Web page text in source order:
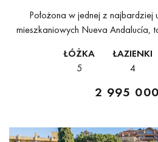
Położona w jednej z najbardziej
mieszkaniowych Nueva Andalucía,
piersiach panoramicznymi widokami
La...
ŁÓŻKA
5
ŁAZIENKI
4
2 995